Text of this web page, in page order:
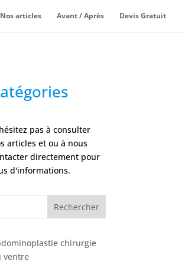
Nos articles Avant / Après Devis Gratuit
pas à consulter
articles et ou à nous
directement pour
d'informations.
Rechercher
chirurgie
ventre